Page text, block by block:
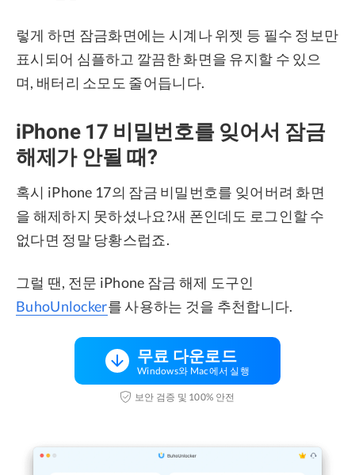
렇게 하면 잠금화면에는 시계나 위젯 등 필수 정보만
표시되어 심플하고 깔끔한 화면을 유지할 수 있으
며, 배터리 소모도 줄어듭니다.
iPhone 17 비밀번호를 잊어서 잠금
해제가 안될 때?
혹시 iPhone 17의 잠금 비밀번호를 잊어버려 화면
을 해제하지 못하셨나요?새 폰인데도 로그인할 수
없다면 정말 당황스럽죠.
그럴 땐, 전문 iPhone 잠금 해제 도구인
BuhoUnlocker를 사용하는 것을 추천합니다.
무료 다운로드
Windows와 Mac에서 실행
보안 검증 및 100% 안전